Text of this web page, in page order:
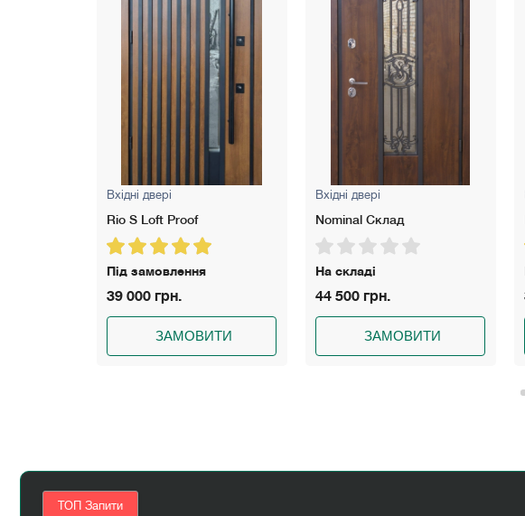
Вхідні двері
Nominal Склад
На складі
44 500 грн.
ЗАМОВИТИ
Вхідні двері
Freedom Proof
Під замовлення
38 550 грн.
ЗАМОВИТИ
ТОП Запити